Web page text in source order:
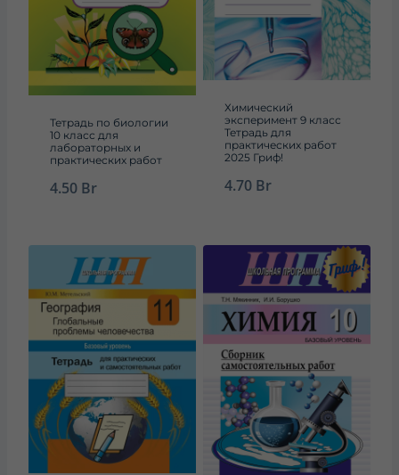
Тетрадь по биологии
10 класс для
лабораторных и
практических работ
4.50 Br
Химический
эксперимент 9 класс
Тетрадь для
практических работ
2025 Гриф!
4.70 Br